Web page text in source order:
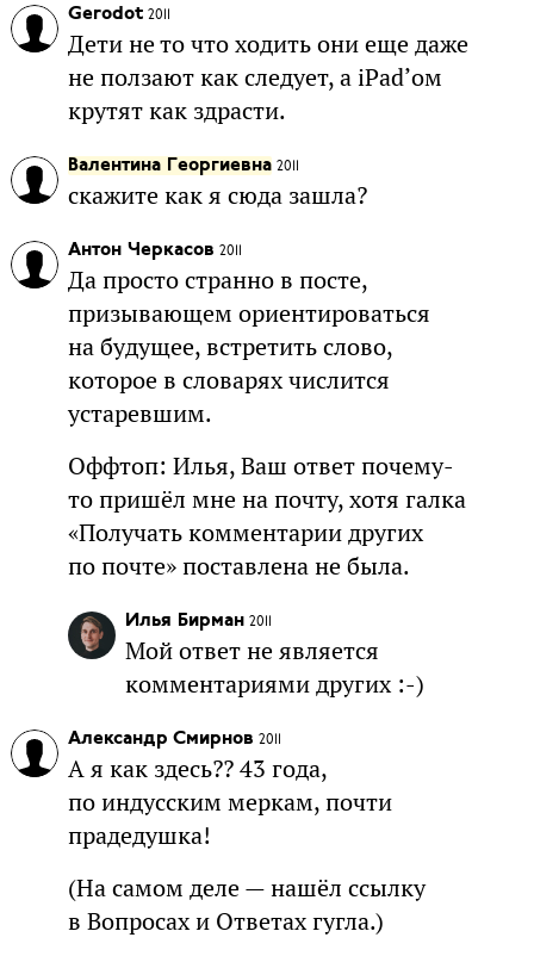
Gerodot 2011
Дети не то что ходить они еще даже
не ползают как следует, а iPad’ом
крутят как здрасти.
Валентина Георгиевна 2011
скажите как я сюда зашла?
Антон Черкасов 2011
Да просто странно в посте,
призывающем ориентироваться
на будущее, встретить слово,
которое в словарях числится
устаревшим.
Оффтоп: Илья, Ваш ответ почему-
то пришёл мне на почту, хотя галка
«Получать комментарии других
по почте» поставлена не была.
Илья Бирман 2011
Мой ответ не является
комментариями других :-)
Александр Смирнов 2011
А я как здесь?? 43 года,
по индусским меркам, почти
прадедушка!
(На самом деле — нашёл ссылку
в Вопросах и Ответах гугла.)